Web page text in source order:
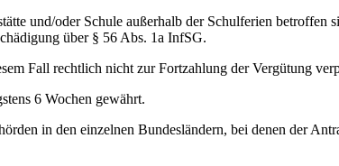
und/oder Schule außerhalb der Schulferien betroffen
über § 56 Abs. 1a InfSG.
Fall rechtlich nicht zur Fortzahlung der Vergütung
6 Wochen gewährt.
in den einzelnen Bundesländern, bei denen der